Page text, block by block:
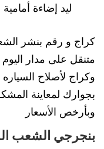
ليد إضاءة
كراج و رقم بنشر
متنقل على مدار
وكراج لأصلاح السياره
بجوارك لمعاينة
وبأرخص الأسعار
بنجرجي الشعب